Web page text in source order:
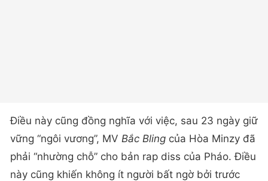
Điều này cũng đồng nghĩa với việc, sau 23 ngày giữ
vững “ngôi vương”, MV Bắc Bling của Hòa Minzy đã
phải “nhường chỗ” cho bản rap diss của Pháo. Điều
này cũng khiến không ít người bất ngờ bởi trước